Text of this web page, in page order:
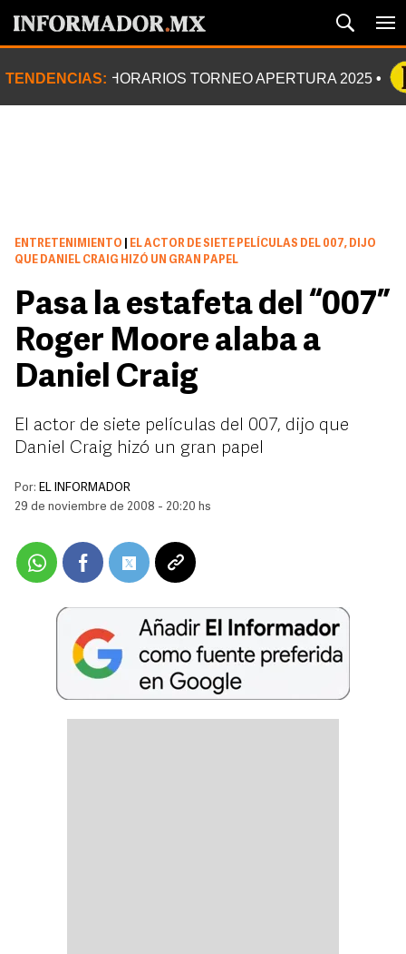
TENDENCIAS: HORARIOS TORNEO APERTURA 2025
ENTRETENIMIENTO
EL ACTOR DE SIETE PELÍCULAS DEL 007, DIJO
QUE DANIEL CRAIG HIZÓ UN GRAN PAPEL
Pasa la estafeta del “007”
Roger Moore alaba a
Daniel Craig
El actor de siete películas del 007, dijo que
Daniel Craig hizó un gran papel
Por: EL INFORMADOR
29 de noviembre de 2008 - 20:20 hs